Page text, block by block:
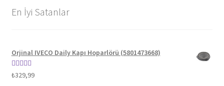
En İyi Satanlar
Orjinal IVECO Daily Kapı Hoparlörü (5801473668)
5 üzerinden
₺329,99